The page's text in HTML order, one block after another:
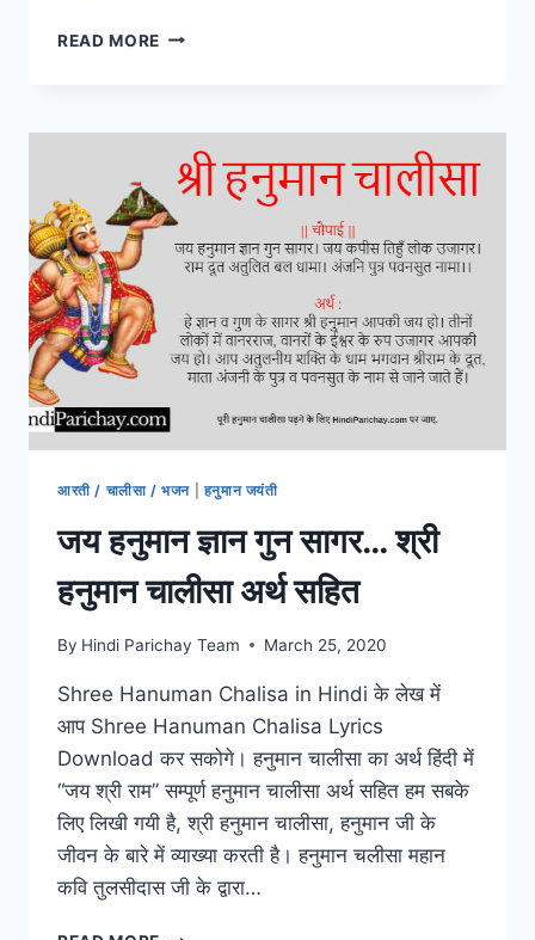
READ MORE शनि
3
मुख्य
और
चमत्कारी
आरती / चालीसा / भजन| हनुमान जयंती
जय हनुमान ज्ञान गुन सागर… श्री
हनुमान चालीसा अर्थ सहित
By Hindi Parichay Team March 25, 2020
Shree Hanuman Chalisa in Hindi के लेख में
आप Shree Hanuman Chalisa Lyrics
Download कर सकोगे। हनुमान चालीसा का अर्थ हिंदी में
“जय श्री राम” सम्पूर्ण हनुमान चालीसा अर्थ सहित हम सबके
लिए लिखी गयी है, श्री हनुमान चालीसा, हनुमान जी के
जीवन के बारे में व्याख्या करती है। हनुमान चलीसा महान
कवि तुलसीदास जी के द्वारा…
जय